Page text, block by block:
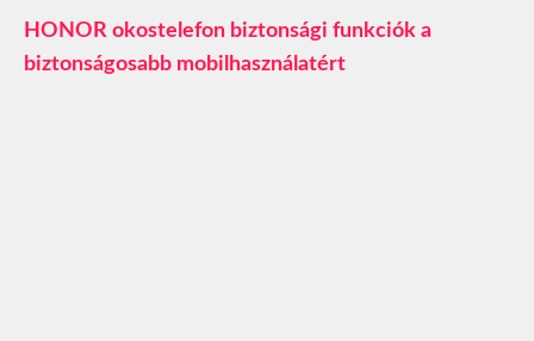
HONOR okostelefon biztonsági funkciók a
biztonságosabb mobilhasználatért